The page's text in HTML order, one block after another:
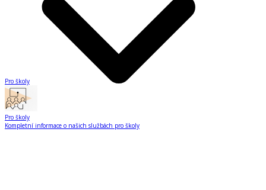
Pro školy
Pro školy
Kompletní informace o našich službách pro školy